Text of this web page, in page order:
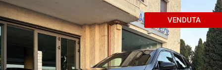
CONTATTI
CONTATTI
VENDUTA
tue
preferenze
di
consenso
tecnologie
di